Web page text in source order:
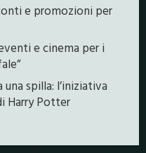
e promozioni per
e cinema per i
spilla: l’iniziativa
Harry Potter